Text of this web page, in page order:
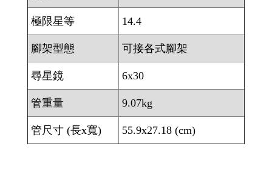
極限星等 14.4
腳架型態 可接各式腳架
尋星鏡 6x30
管重量 9.07kg
管尺寸 (長x寬) 55.9x27.18 (cm)